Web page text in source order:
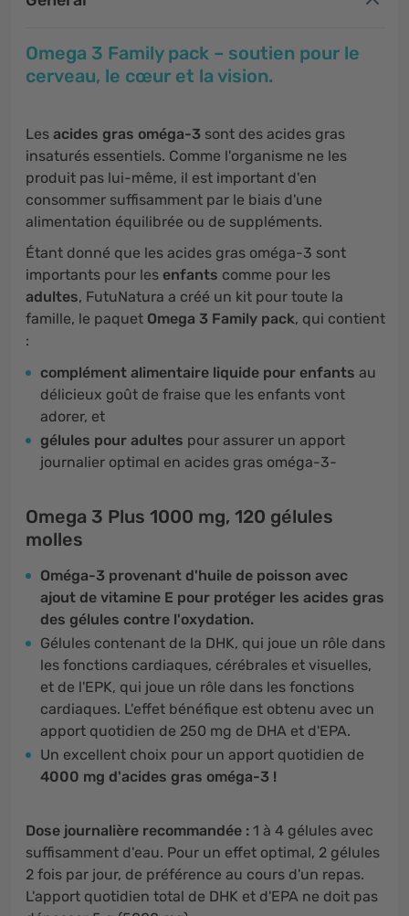
Omega 3 Family pack – soutien pour le
cerveau, le cœur et la vision.
Les acides gras oméga-3 sont des acides gras
insaturés essentiels. Comme l'organisme ne les
produit pas lui-même, il est important d'en
consommer suffisamment par le biais d'une
alimentation équilibrée ou de suppléments.
Étant donné que les acides gras oméga-3 sont
importants pour les enfants comme pour les
adultes, FutuNatura a créé un kit pour toute la
famille, le paquet Omega 3 Family pack, qui contient
:
complément alimentaire liquide pour enfants au
délicieux goût de fraise que les enfants vont
adorer, et
gélules pour adultes pour assurer un apport
journalier optimal en acides gras oméga-3-
Omega 3 Plus 1000 mg, 120 gélules
molles
Oméga-3 provenant d'huile de poisson avec
ajout de vitamine E pour protéger les acides gras
des gélules contre l'oxydation.
Gélules contenant de la DHK, qui joue un rôle dans
les fonctions cardiaques, cérébrales et visuelles,
et de l'EPK, qui joue un rôle dans les fonctions
cardiaques. L'effet bénéfique est obtenu avec un
apport quotidien de 250 mg de DHA et d'EPA.
Un excellent choix pour un apport quotidien de
4000 mg d'acides gras oméga-3 !
Dose journalière recommandée : 1 à 4 gélules avec
suffisamment d'eau. Pour un effet optimal, 2 gélules
2 fois par jour, de préférence au cours d'un repas.
L'apport quotidien total de DHK et d'EPA ne doit pas